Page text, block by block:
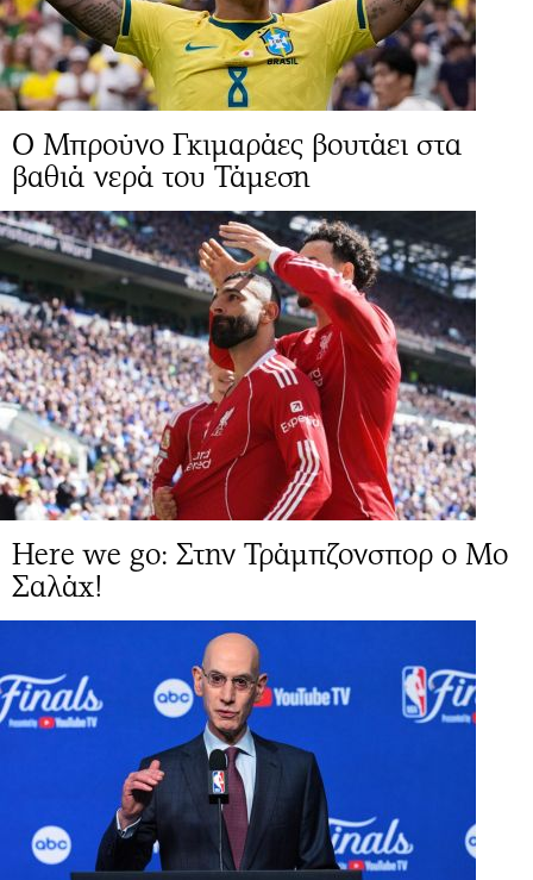
Ο Μπρούνο Γκιμαράες βουτάει στα
βαθιά νερά του Τάμεση
Here we go: Στην Τράμπζονσπορ ο Μο
Σαλάχ!